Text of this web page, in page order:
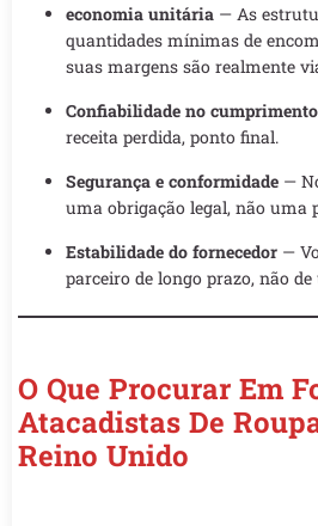
economia unitária — As
quantidades mínimas de
suas margens são realmente
Confiabilidade no cumprimento
receita perdida, ponto final.
Segurança e conformidade —
uma obrigação legal, não uma
Estabilidade do fornecedor —
parceiro de longo prazo, não
O Que Procurar Em
Atacadistas De
Reino Unido